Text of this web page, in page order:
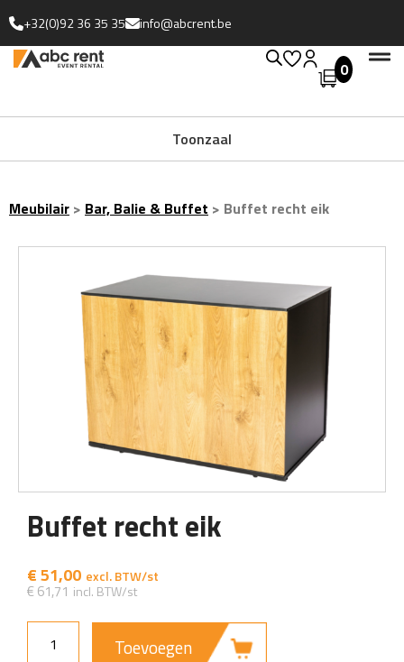
+32(0)92 36 35 35 info@abcrent.be
0
Toonzaal
Uitgebreide collectie
Meubilair > Bar, Balie & Buffet > Buffet recht eik
Buffet recht eik
€51,00
€ 61,71
Toevoegen